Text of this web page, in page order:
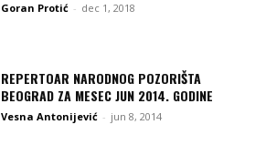
Goran Protić - dec 1, 2018
REPERTOAR NARODNOG POZORIŠTA
BEOGRAD ZA MESEC JUN 2014. GODINE
Vesna Antonijević - jun 8, 2014